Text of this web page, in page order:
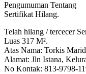
Pengumuman Tentang
Sertifikat Hilang.
Telah hilang / tercecer
Luas 317 M².
Atas Nama: Torkis
Alamat: Jln Istana,
No Kontak: 813-9798-